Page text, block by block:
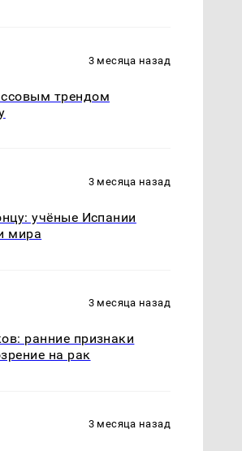
3 месяца назад
трендом
3 месяца назад
учёные Испании
мира
3 месяца назад
ранние признаки
на рак
3 месяца назад